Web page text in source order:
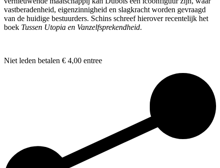
vastberadenheid, eigenzinnigheid en slagkracht worden gevraagd
van de huidige bestuurders. Schins schreef hierover recentelijk het
boek Tussen Utopia en Vanzelfsprekendheid.
Niet leden betalen € 4,00 entree